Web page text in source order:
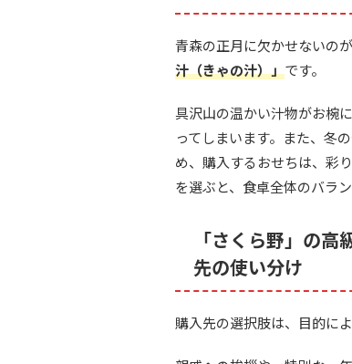
青森の正月に欠かせないの
汁（きゃの汁）」です。
具沢山の温かい汁物がお椀
ってしまいます。また、冬
め、購入するおせちは、彩
を選ぶと、食卓全体のバラ
「さくら野」の
先の使い分け
購入先の選択肢は、目的に